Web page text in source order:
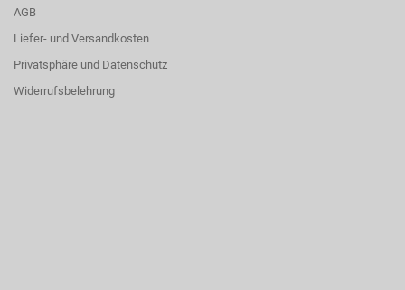
AGB
Liefer- und Versandkosten
Privatsphäre und Datenschutz
Widerrufsbelehrung